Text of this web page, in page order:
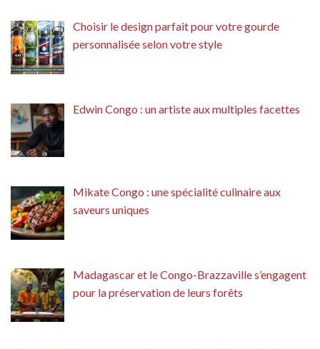
Choisir le design parfait pour votre gourde
personnalisée selon votre style
Edwin Congo : un artiste aux multiples facettes
Mikate Congo : une spécialité culinaire aux
saveurs uniques
Madagascar et le Congo-Brazzaville s’engagent
pour la préservation de leurs forêts